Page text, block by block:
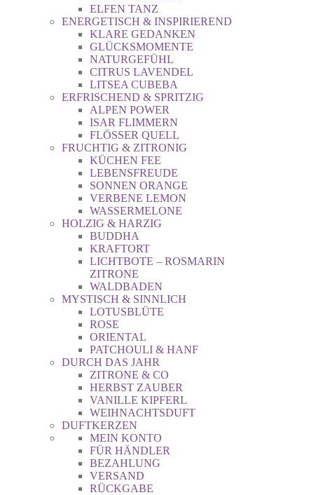
ELFEN TANZ
ENERGETISCH & INSPIRIEREND
KLARE GEDANKEN
GLÜCKSMOMENTE
NATURGEFÜHL
CITRUS LAVENDEL
LITSEA CUBEBA
ERFRISCHEND & SPRITZIG
ALPEN POWER
ISAR FLIMMERN
FLÖSSER QUELL
FRUCHTIG & ZITRONIG
KÜCHEN FEE
LEBENSFREUDE
SONNEN ORANGE
VERBENE LEMON
WASSERMELONE
HOLZIG & HARZIG
BUDDHA
KRAFTORT
LICHTBOTE – ROSMARIN
ZITRONE
WALDBADEN
MYSTISCH & SINNLICH
LOTUSBLÜTE
ROSE
ORIENTAL
PATCHOULI & HANF
DURCH DAS JAHR
ZITRONE & CO
HERBST ZAUBER
VANILLE KIPFERL
WEIHNACHTSDUFT
DUFTKERZEN
MEIN KONTO
FÜR HÄNDLER
BEZAHLUNG
VERSAND
RÜCKGABE